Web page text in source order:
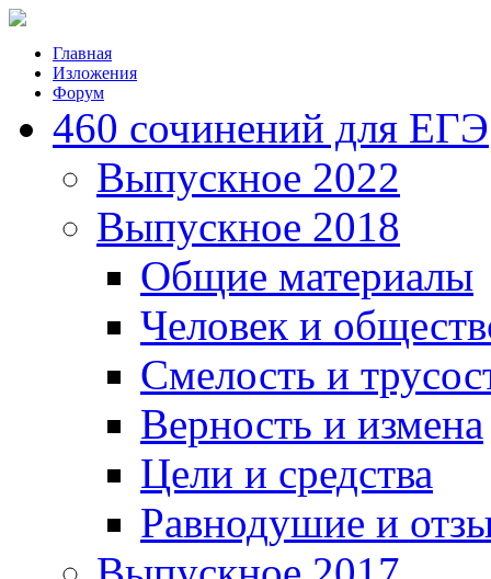
Главная
Изложения
Форум
460 сочинений для ЕГЭ
Выпускное 2022
Выпускное 2018
Общие материалы
Человек и
Смелость и
Верность и измена
Цели и средства
Равнодушие и